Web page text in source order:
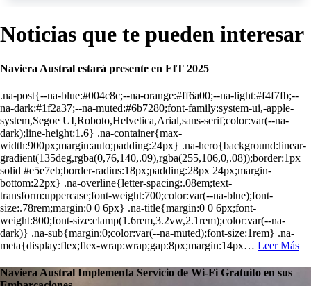
Noticias que te pueden interesar
Naviera Austral estará presente en FIT 2025
.na-post{--na-blue:#004c8c;--na-orange:#ff6a00;--na-light:#f4f7fb;--
na-dark:#1f2a37;--na-muted:#6b7280;font-family:system-ui,-apple-
system,Segoe UI,Roboto,Helvetica,Arial,sans-serif;color:var(--na-
dark);line-height:1.6} .na-container{max-
width:900px;margin:auto;padding:24px} .na-hero{background:linear-
gradient(135deg,rgba(0,76,140,.09),rgba(255,106,0,.08));border:1px
solid #e5e7eb;border-radius:18px;padding:28px 24px;margin-
bottom:22px} .na-overline{letter-spacing:.08em;text-
transform:uppercase;font-weight:700;color:var(--na-blue);font-
size:.78rem;margin:0 0 6px} .na-title{margin:0 0 6px;font-
weight:800;font-size:clamp(1.6rem,3.2vw,2.1rem);color:var(--na-
dark)} .na-sub{margin:0;color:var(--na-muted);font-size:1rem} .na-
meta{display:flex;flex-wrap:wrap;gap:8px;margin:14px… Leer Más
Naviera Austral Implementa Servicio de Wi-Fi Gratuito en sus